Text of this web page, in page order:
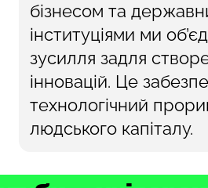
бізнесом та
інституціями ми
зусилля задля
інновацій. Це
технологічний
людського капіталу.